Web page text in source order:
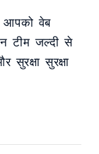
आपको वेब
टीम जल्दी से
सुरक्षा